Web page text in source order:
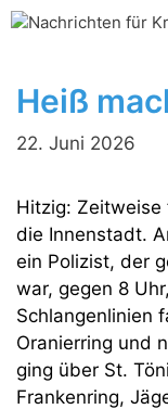
Zum
Heiß
22. Juni 2026
Hitzig: Zeitweise
die Innenstadt.
ein Polizist, der
war, gegen 8
Schlangenlinien
Oranierring und
ging über St.
Frankenring,